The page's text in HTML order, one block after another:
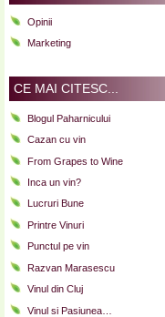
Opinii
Marketing
CE MAI CITESC...
Blogul Paharnicului
Cazan cu vin
From Grapes to Wine
Inca un vin?
Lucruri Bune
Printre Vinuri
Punctul pe vin
Razvan Marasescu
Vinul din Cluj
Vinul si Pasiunea…